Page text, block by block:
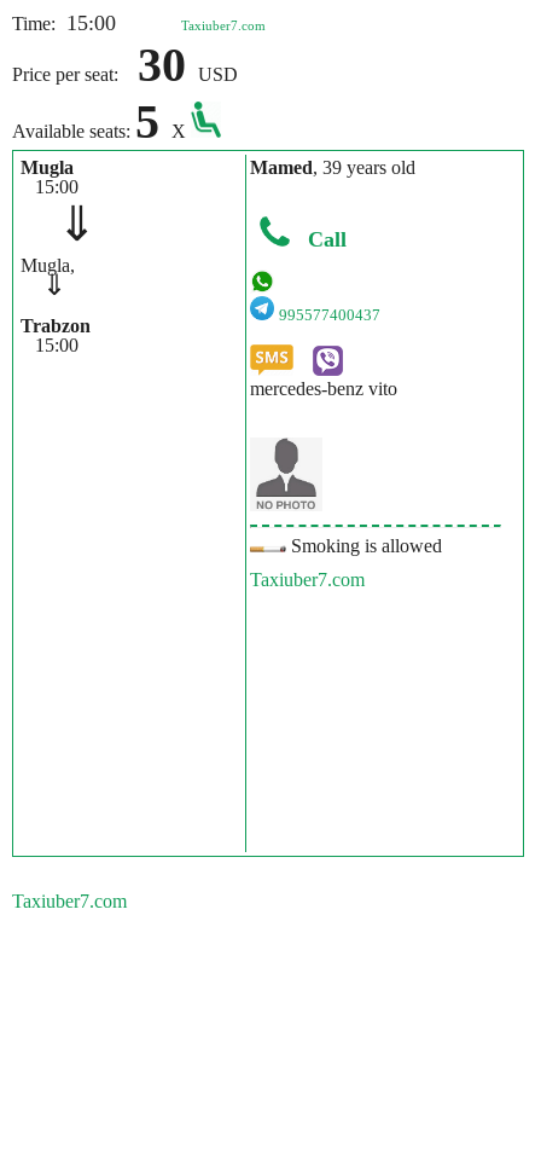
Time: 15:00 Taxiuber7.com
Price per seat: 30 USD
Available seats: 5
X
Mugla
15:00
⇓
Mugla,
⇓
Trabzon
15:00
Mamed, 39 years old
Call
995577400437
mercedes-benz vito
Smoking is allowed
Taxiuber7.com
Taxiuber7.com